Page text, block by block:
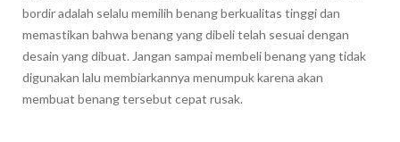
bordir adalah selalu memilih benang berkualitas tinggi dan
memastikan bahwa benang yang dibeli telah sesuai dengan
desain yang dibuat. Jangan sampai membeli benang yang tidak
digunakan lalu membiarkannya menumpuk karena akan
membuat benang tersebut cepat rusak.